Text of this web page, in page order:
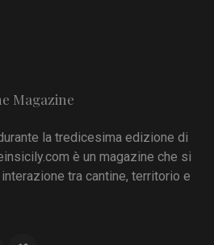
Magazine
la tredicesima edizione di
è un magazine che si
tra cantine, territorio e